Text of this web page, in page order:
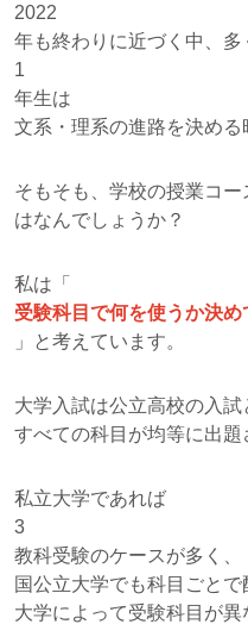
2022
年も終わりに近づく中、多
1
年生は
文系・理系の進路を決める
そもそも、学校の授業コ
はなんでしょうか？
私は「
受験科目で何を使うか決
」と考えています。
大学入試は公立高校の入試
すべての科目が均等に出題
私立大学であれば
3
教科受験のケースが多く、
国公立大学でも科目ごとで
大学によって受験科目が異